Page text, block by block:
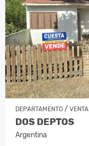
DEPARTAMENTO / VENTA
DOS DEPTOS
Argentina